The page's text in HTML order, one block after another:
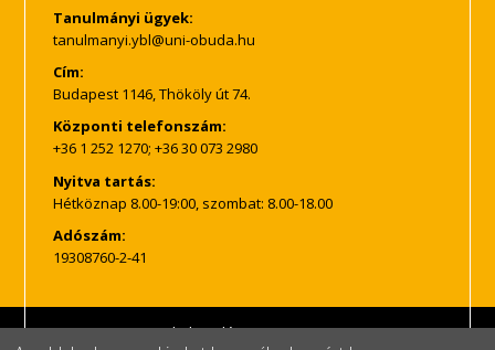
Tanulmányi ügyek:
Cím:
Budapest 1146, Thököly út 74.
Központi telefonszám:
+36 1 252 1270; +36 30 073 2980
Nyitva tartás:
Hétköznap 8.00-19:00, szombat: 8.00-18.00
Adószám:
19308760-2-41
Impresszum Adatkezelés